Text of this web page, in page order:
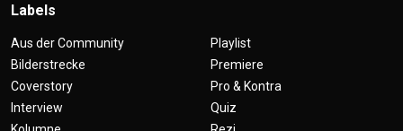
Labels
Aus der Community
Bilderstrecke
Coverstory
Interview
Playlist
Premiere
Pro & Kontra
Quiz